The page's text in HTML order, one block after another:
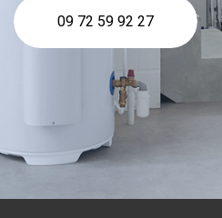
09 72 59 92 27